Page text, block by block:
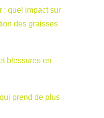
: quel impact sur
des graisses
blessures en
prend de plus